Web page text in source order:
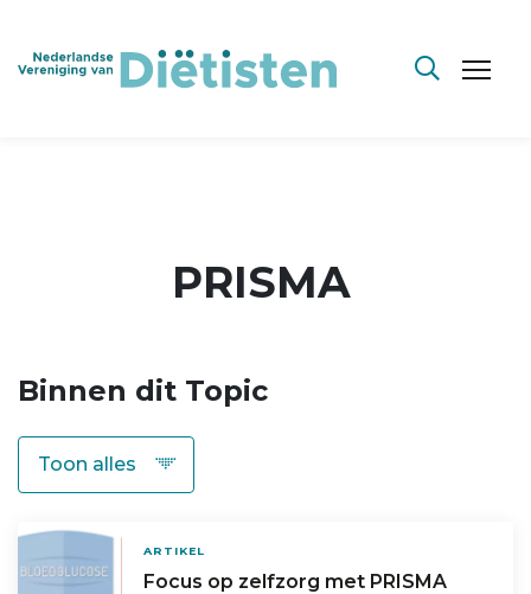
PRISMA
Binnen dit Topic
ARTIKEL
Focus op zelfzorg met PRISMA